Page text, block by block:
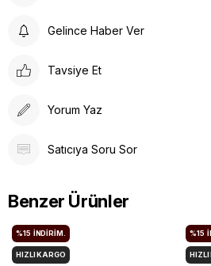
Gelince Haber Ver
Tavsiye Et
Yorum Yaz
Satıcıya Soru Sor
Benzer Ürünler
%15 İNDIRIM.
HIZLI KARGO
%15
HIZLI